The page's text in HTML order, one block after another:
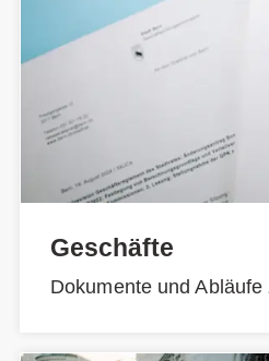
Geschäfte
Dokumente und